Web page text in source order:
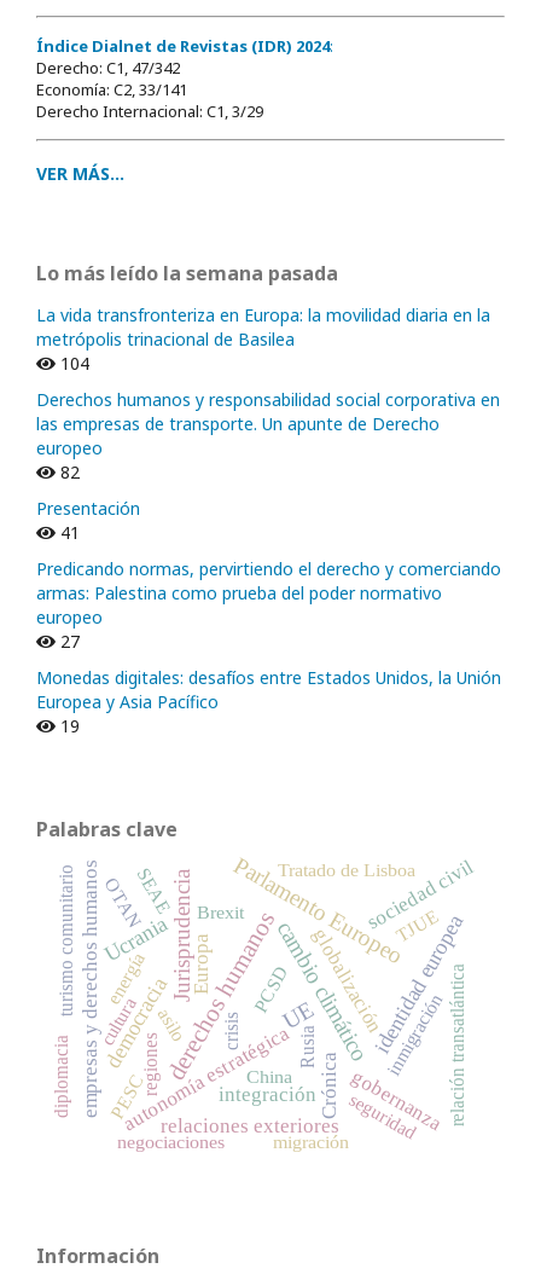
Índice Dialnet de Revistas (IDR) 2024:
Derecho: C1, 47/342
Economía: C2, 33/141
Derecho Internacional: C1, 3/29
VER MÁS...
Lo más leído la semana pasada
La vida transfronteriza en Europa: la movilidad diaria en la
metrópolis trinacional de Basilea
104
Derechos humanos y responsabilidad social corporativa en
las empresas de transporte. Un apunte de Derecho
europeo
82
Presentación
41
Predicando normas, pervirtiendo el derecho y comerciando
armas: Palestina como prueba del poder normativo
europeo
27
Monedas digitales: desafíos entre Estados Unidos, la Unión
Europea y Asia Pacífico
19
Palabras clave
derechos humanosParlamento Europeo
UE
cambio climático
Jurisprudencia
democracia identidad europea
Ucrania
autonomía estratégica
Europa
Crónica
integración gobernanza
globalización
empresas y derechos humanos sociedad civil
relaciones exteriores
migración
crisis
PCSD
regiones
Tratado de Lisboa
Rusia
Brexit
cultura
PESC
turismo comunitario
relación transatlántica
seguridad
energía
inmigración
China
negociaciones
TJUE
OTANSEAE
diplomacia
asilo
Información